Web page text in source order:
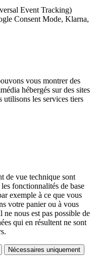
Event Tracking)
Consent Mode, Klarna,
vous montrer des
hébergés sur des sites
utilisons les services tiers
de vue technique sont
fonctionnalités de base
exemple à ce que vous
votre panier ou à vous
nous est pas possible de
qui en résultent ne sont
Nécessaires uniquement